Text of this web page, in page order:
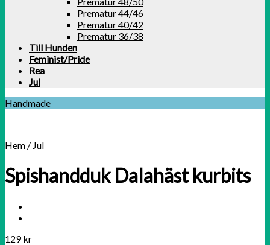
Prematur 44/46
Prematur 40/42
Prematur 36/38
Till Hunden
Feminist/Pride
Rea
Jul
Handmade
Hem / Jul
Spishandduk Dalahäst kurbits
129kr